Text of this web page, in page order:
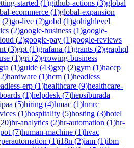
started (1)github-actions (3)global
ecommerce (1)global-expansion
(2)go-live (2)gobd (1)gohighlevel
(2)google-business (1)google-
(2)google-pay (1)google-reviews
(3)gpt (1)grafana (1)grants (2)graphql
(1)gri (2)growing-business
gta (1)guide (43)gxp (2)gym (1)haccp
2)hardware (1)hcm (1)headless
erp (1)healthcare (9)healthcare-
(1)helpdesk (7)hepsiburada
(5)hiring (4)hmac (1)hmrc
(1)hospitality (5)hosting (3)hotel
20)hr-analytics (2)hr-automation (1)hr-
(7)human-machine (1)hvac
(1)i18n (2)iam (1)ibm